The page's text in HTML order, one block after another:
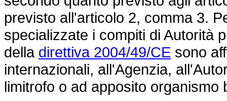
previsto all'articolo 2, comma 3.
specializzate i compiti di Autorità
della direttiva 2004/49/CE sono
internazionali, all'Agenzia,
limitrofo o ad apposito organismo